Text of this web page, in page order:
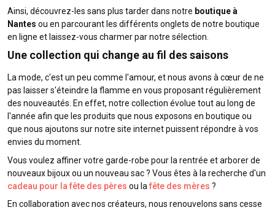
Ainsi, découvrez-les sans plus tarder dans notre boutique à
Nantes ou en parcourant les différents onglets de notre boutique
en ligne et laissez-vous charmer par notre sélection.
Une collection qui change au fil des saisons
La mode, c'est un peu comme l'amour, et nous avons à cœur de ne
pas laisser s'éteindre la flamme en vous proposant régulièrement
des nouveautés. En effet, notre collection évolue tout au long de
l'année afin que les produits que nous exposons en boutique ou
que nous ajoutons sur notre site internet puissent répondre à vos
envies du moment.
Vous voulez affiner votre garde-robe pour la rentrée et arborer de
nouveaux bijoux ou un nouveau sac ? Vous êtes à la recherche d'un
cadeau pour la fête des pères ou la fête des mères ?
En collaboration avec nos créateurs, nous renouvelons sans cesse